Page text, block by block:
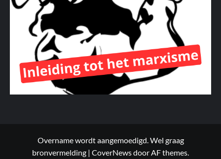
Overname wordt aangemoedigd. Wel graag
bronvermelding | CoverNewsdoor AF themes.